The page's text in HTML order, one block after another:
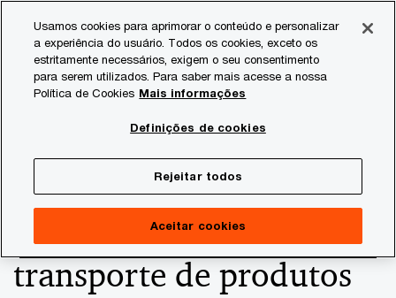
content
footer
Consultoria Tributária
CARF - PIS Cofins - CSRF
- Materiais de
embalagens para
transporte de produtos
Usamos cookies para aprimorar o conteúdo e personalizar
a experiência do usuário. Todos os cookies, exceto os
estritamente necessários, exigem o seu consentimento
para serem utilizados. Para saber mais acesse a nossa
Política de Cookies Mais informações
Definições de cookies
Rejeitar todos
Aceitar cookies